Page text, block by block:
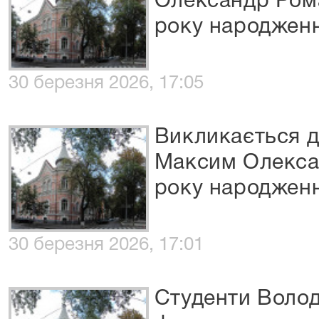
року
30 березня 2026, 17:05
Викликається
Максим
року
30 березня 2026, 17:01
Студенти